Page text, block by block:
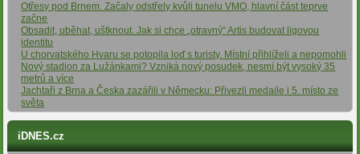
Otřesy pod Brnem. Začaly odstřely kvůli tunelu VMO, hlavní část teprve
začne
Obsadit, uběhat, uštknout. Jak si chce „otravný“ Artis budovat ligovou
identitu
U chorvatského Hvaru se potopila loď s turisty. Místní přihlíželi a nepomohli
Nový stadion za Lužánkami? Vzniká nový posudek, nesmí být vysoký 35
metrů a více
Jachtaři z Brna a Česka zazářili v Německu: Přivezli medaile i 5. místo ze
světa
iDNES.cz